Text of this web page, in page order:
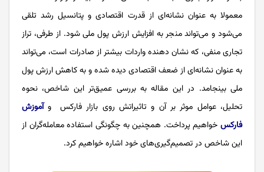
معمولا به عنوان نشانه‌ای از قدرت اقتصادی و پتانسیل رشد تلقی
می‌شود و می‌تواند منجر به افزایش ارزش پول ملی شود. از طرفی، تراز
تجاری منفی، که نشان‌ دهنده واردات بیشتر از صادرات است، می‌تواند
به عنوان نشانه‌ای از ضعف اقتصادی دیده شده و به کاهش ارزش پول
ملی بینجامد. در این مقاله به بررسی عمیق‌تر این شاخص، نحوه
تحلیل، عوامل موثر بر آن و تاثیراتش روی بازار فارکس وآموزش
فارکس خواهیم پرداخت. همچنین به چگونگی استفاده معامله‌گران از
این شاخص در تصمیم‌گیری‌های خود اشاره خواهیم کرد.